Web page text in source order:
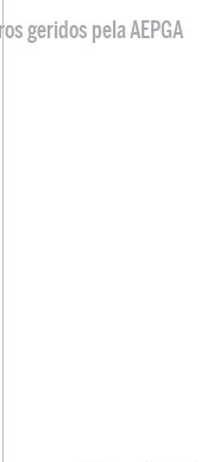
geridos pela AEPGA